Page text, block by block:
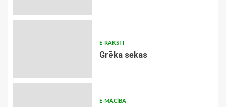
E-RAKSTI
Grēka sekas
E-MĀCĪBA